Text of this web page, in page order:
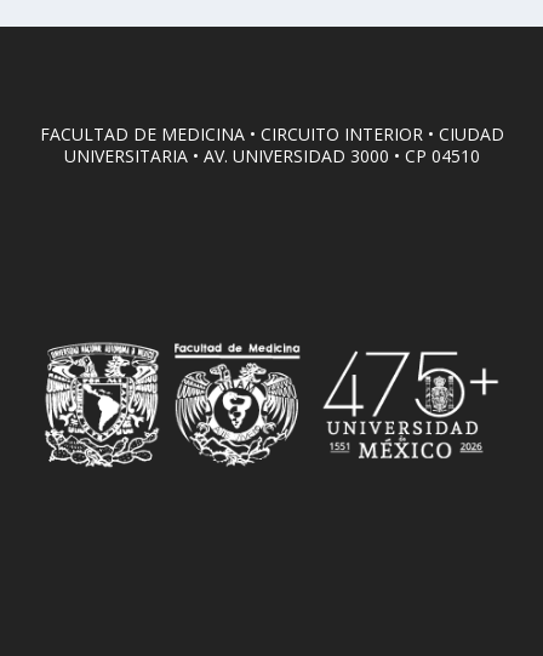
FACULTAD DE MEDICINA • CIRCUITO INTERIOR • CIUDAD
UNIVERSITARIA • AV. UNIVERSIDAD 3000 • CP 04510